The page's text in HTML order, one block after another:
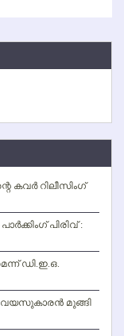
കവര്‍ റിലീസിംഗ്
പിരിവ് :
ഡി.ഇ.ഒ.
വയസുകാരന്‍ മുങ്ങി